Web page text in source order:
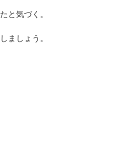
と気づく。
ましょう。